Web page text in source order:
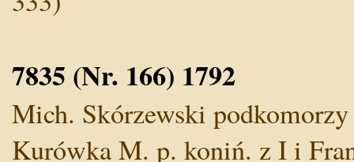
7835 (Nr. 166) 1792
Mich. Skórzewski
Kurówka M. p. koniń. z I i